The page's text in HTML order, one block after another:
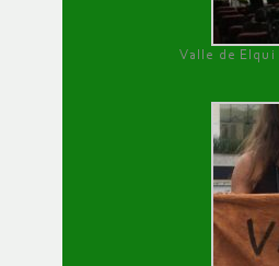
Valle de